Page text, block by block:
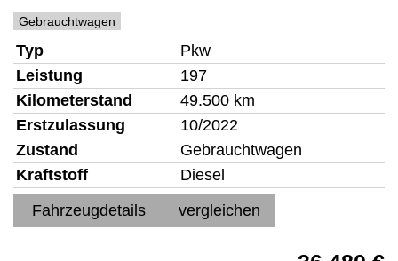
Gebrauchtwagen
Typ
Pkw
Leistung
197
Kilometerstand
49.500 km
Erstzulassung
10/2022
Zustand
Gebrauchtwagen
Kraftstoff
Diesel
Fahrzeugdetails
vergleichen